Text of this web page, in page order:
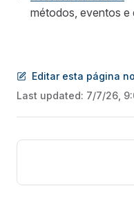
métodos, eventos e
Editar esta página
Last updated: 7/7/26,
Pager